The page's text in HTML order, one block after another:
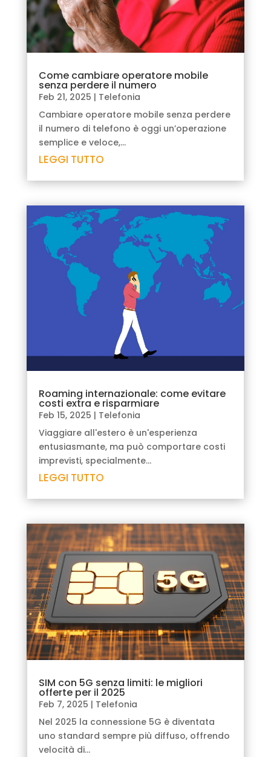
Come cambiare operatore mobile
senza perdere il numero
Feb 21, 2025 | Telefonia
Cambiare operatore mobile senza perdere
il numero di telefono è oggi un’operazione
semplice e veloce,...
LEGGI TUTTO
Roaming internazionale: come evitare
costi extra e risparmiare
Feb 15, 2025 | Telefonia
Viaggiare all'estero è un'esperienza
entusiasmante, ma può comportare costi
imprevisti, specialmente...
LEGGI TUTTO
SIM con 5G senza limiti: le migliori
offerte per il 2025
Feb 7, 2025 | Telefonia
Nel 2025 la connessione 5G è diventata
uno standard sempre più diffuso, offrendo
velocità di...